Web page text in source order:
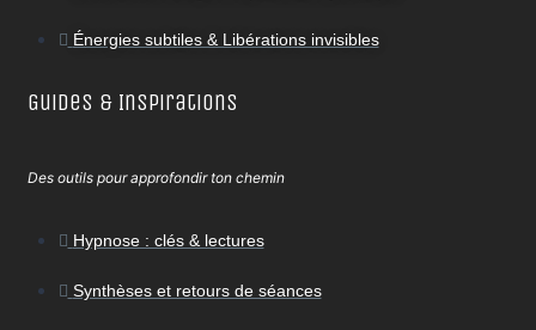
Énergies subtiles & Libérations invisibles
Guides & Inspirations
Des outils pour approfondir ton chemin
Hypnose : clés & lectures
Synthèses et retours de séances